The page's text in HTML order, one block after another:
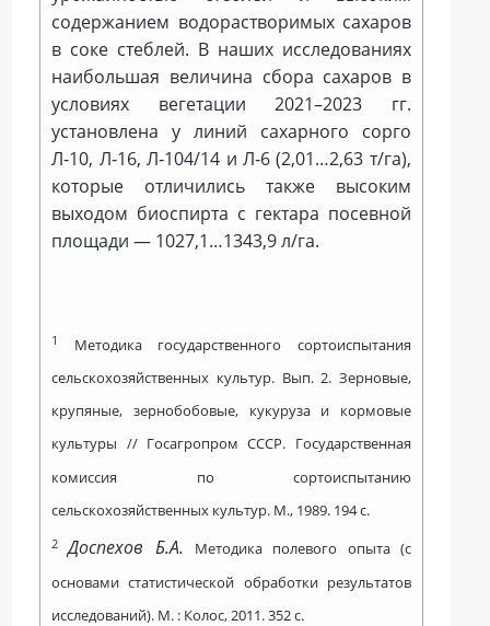
содержанием водорастворимых сахаров
в соке стеблей. В наших исследованиях
наибольшая величина сбора сахаров в
условиях вегетации 2021–2023 гг.
установлена у линий сахарного сорго
Л‑10, Л‑16, Л‑104/14 и Л‑6 (2,01…2,63 т/га),
которые отличились также высоким
выходом биоспирта с гектара посевной
площади — 1027,1…1343,9 л/га.
1
Методика государственного сортоиспытания
сельскохозяйственных культур. Вып. 2. Зерновые,
крупяные, зернобобовые, кукуруза и кормовые
культуры // Госагропром СССР. Государственная
комиссия по сортоиспытанию
сельскохозяйственных культур. М., 1989. 194 с.
2 Доспехов Б.А.
Методика полевого опыта (с
основами статистической обработки результатов
исследований). М. : Колос, 2011. 352 с.